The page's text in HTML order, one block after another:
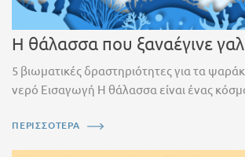
Η θάλασσα που ξαναέγινε
5 βιωματικές δραστηριότητες για τα
νερό Εισαγωγή Η θάλασσα είναι ένας
ΠΕΡΙΣΣΟΤΕΡΑ